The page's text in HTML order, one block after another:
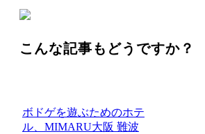
こんな記事もどうですか？
ボドゲを遊ぶためのホテ
ル、MIMARU大阪 難波